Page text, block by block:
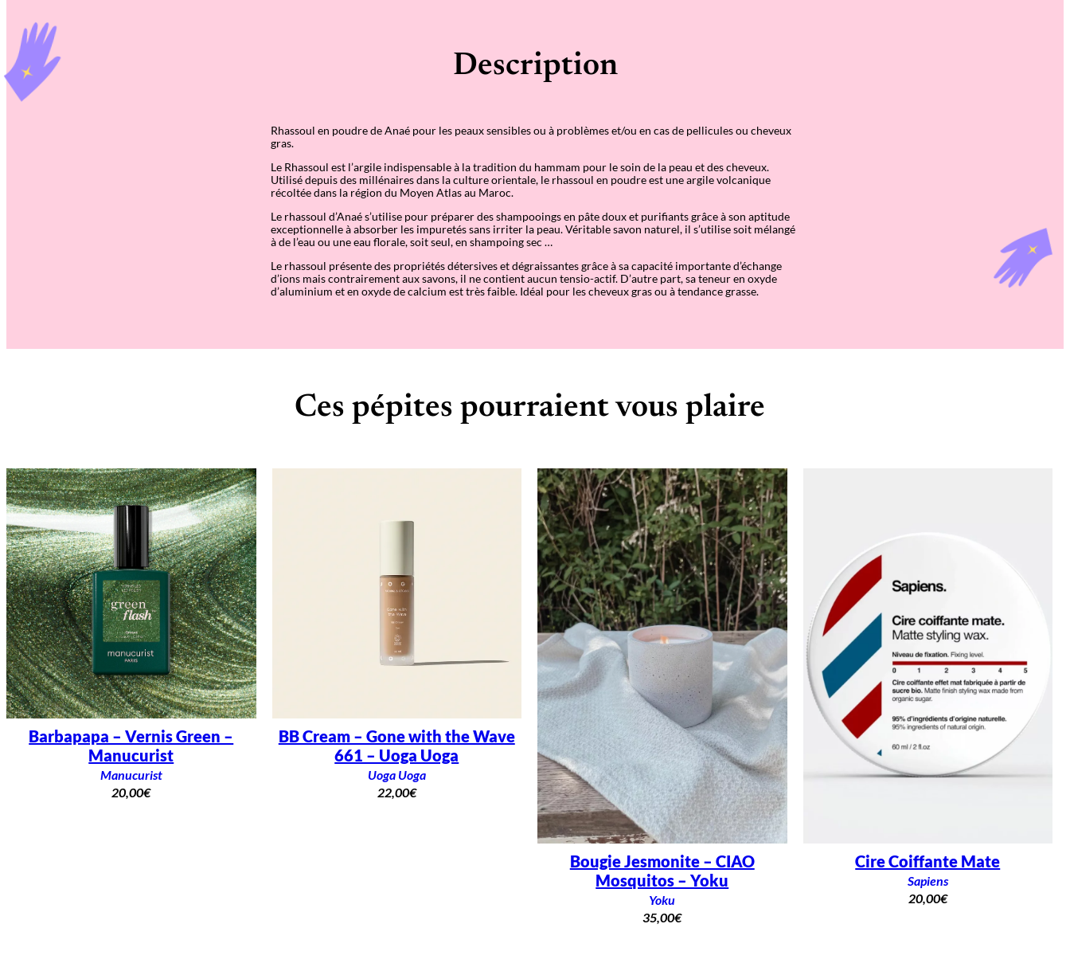
Description
Rhassoul en poudre de Anaé pour les peaux sensibles ou à problèmes et/ou en cas de pellicules ou cheveux
gras.
Le Rhassoul est l’argile indispensable à la tradition du hammam pour le soin de la peau et des cheveux.
Utilisé depuis des millénaires dans la culture orientale, le rhassoul en poudre est une argile volcanique
récoltée dans la région du Moyen Atlas au Maroc.
Le rhassoul d’Anaé s’utilise pour préparer des shampooings en pâte doux et purifiants grâce à son aptitude
exceptionnelle à absorber les impuretés sans irriter la peau. Véritable savon naturel, il s’utilise soit mélangé
à de l’eau ou une eau florale, soit seul, en shampoing sec …
Le rhassoul présente des propriétés détersives et dégraissantes grâce à sa capacité importante d’échange
d’ions mais contrairement aux savons, il ne contient aucun tensio-actif. D’autre part, sa teneur en oxyde
d’aluminium et en oxyde de calcium est très faible. Idéal pour les cheveux gras ou à tendance grasse.
Ces pépites pourraient vous plaire
Barbapapa – Vernis Green –
Manucurist
Manucurist
20,00€
BB Cream – Gone with the Wave
661 – Uoga Uoga
Uoga Uoga
22,00€
Bougie Jesmonite – CIAO
Mosquitos – Yoku
Yoku
35,00€
Cire Coiffante Mate
Sapiens
20,00€